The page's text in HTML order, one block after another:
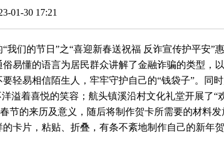
01-30 17:21
们的节日”之“喜迎新春送祝福 反诈宣传护平安”
易懂的语言为居民群众讲解了金融诈骗的类型，
轻易相信陌生人，牢牢守护自己的“钱袋子”。同
溢着喜悦的笑容；航头镇溪沿村文化礼堂开展了“
节的来历及意义，随后将制作贺卡所需要的材料发
卡片，粘贴、折叠，有条不紊地制作自己的新年贺